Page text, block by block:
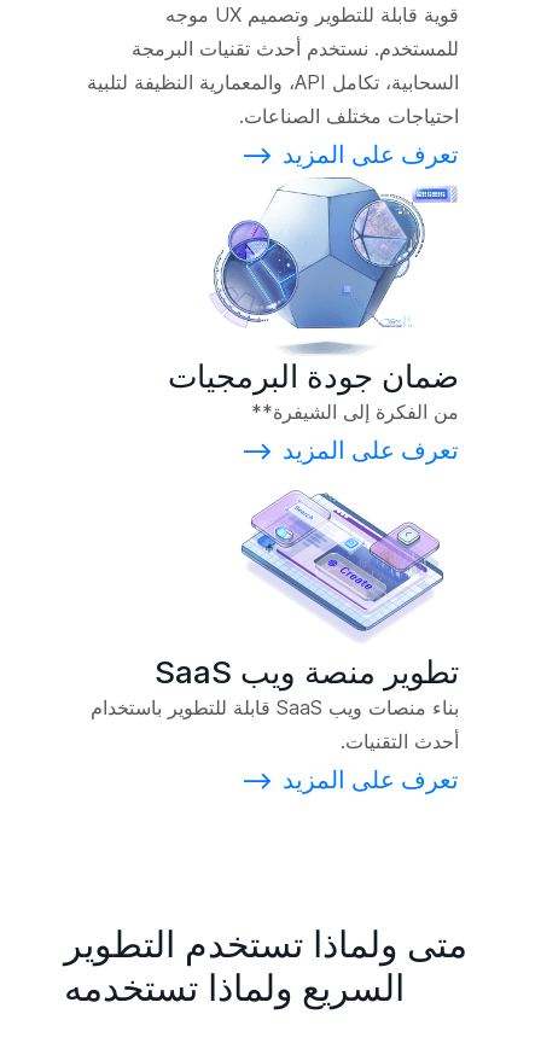
قوية قابلة للتطوير وتصميم UX موجه
للمستخدم. نستخدم أحدث تقنيات البرمجة
السحابية، تكامل API، والمعمارية النظيفة لتلبية
احتياجات مختلف الصناعات.
تعرف على المزيد ⟶
ضمان جودة البرمجيات
من الفكرة إلى الشيفرة**
تعرف على المزيد ⟶
تطوير منصة ويب SaaS
بناء منصات ويب SaaS قابلة للتطوير باستخدام
أحدث التقنيات.
تعرف على المزيد ⟶
متى ولماذا تستخدم التطوير
السريع ولماذا تستخدمه